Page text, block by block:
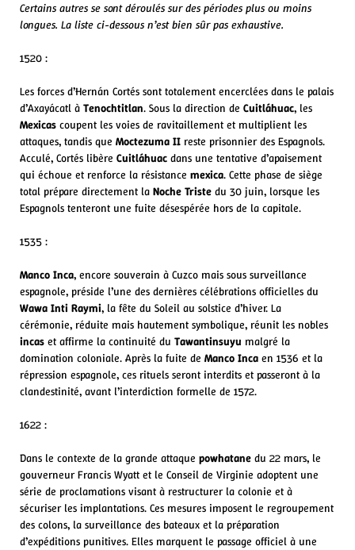
Certains autres se sont déroulés sur des périodes plus ou moins
longues. La liste ci-dessous n’est bien sûr pas exhaustive.
1520 :
Les forces d’Hernán Cortés sont totalement encerclées dans le palais
d’Axayácatl à Tenochtitlan. Sous la direction de Cuitláhuac, les
Mexicas coupent les voies de ravitaillement et multiplient les
attaques, tandis que Moctezuma II reste prisonnier des Espagnols.
Acculé, Cortés libère Cuitláhuac dans une tentative d’apaisement
qui échoue et renforce la résistance mexica. Cette phase de siège
total prépare directement la Noche Triste du 30 juin, lorsque les
Espagnols tenteront une fuite désespérée hors de la capitale.
1535 :
Manco Inca, encore souverain à Cuzco mais sous surveillance
espagnole, préside l’une des dernières célébrations officielles du
Wawa Inti Raymi, la fête du Soleil au solstice d’hiver. La
cérémonie, réduite mais hautement symbolique, réunit les nobles
incas et affirme la continuité du Tawantinsuyu malgré la
domination coloniale. Après la fuite de Manco Inca en 1536 et la
répression espagnole, ces rituels seront interdits et passeront à la
clandestinité, avant l’interdiction formelle de 1572.
1622 :
Dans le contexte de la grande attaque powhatane du 22 mars, le
gouverneur Francis Wyatt et le Conseil de Virginie adoptent une
série de proclamations visant à restructurer la colonie et à
sécuriser les implantations. Ces mesures imposent le regroupement
des colons, la surveillance des bateaux et la préparation
d’expéditions punitives. Elles marquent le passage officiel à une